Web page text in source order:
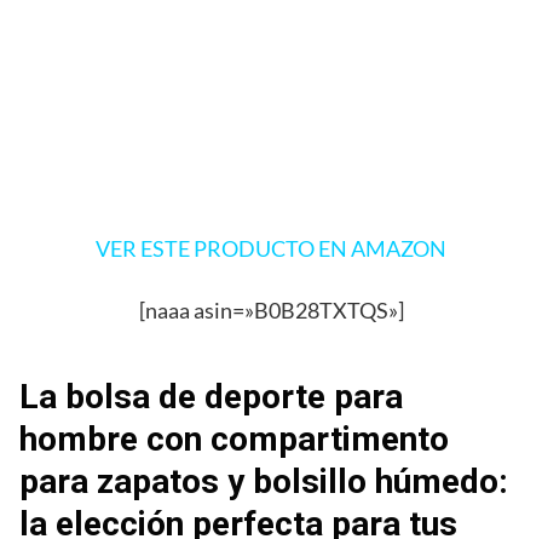
VER ESTE PRODUCTO EN AMAZON
[naaa asin=»B0B28TXTQS»]
La bolsa de deporte para
hombre con compartimento
para zapatos y bolsillo húmedo:
la elección perfecta para tus